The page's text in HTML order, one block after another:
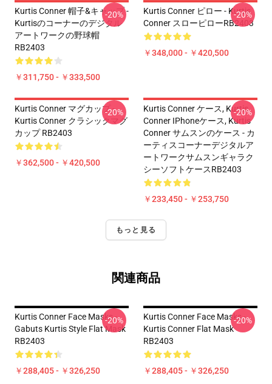
Kurtis Conner 帽子&キャップ -
Kurtisのコーナーのデジタル
アートワークの野球帽
RB2403
￥311,750 - ￥333,500
-20%
Kurtis Conner ピロー - Kurtis
Conner スローピローRB2403
￥348,000 - ￥420,500
-20%
Kurtis Conner マグカップ -
Kurtis Conner クラシックマグ
カップ RB2403
￥362,500 - ￥420,500
-20%
Kurtis Conner ケース, Kurtis
Conner IPhoneケース, Kurtis
Conner サムスンのケース - カ
ーティスコーナーデジタルア
ートワークサムスンギャラク
シーソフトケースRB2403
￥233,450 - ￥253,750
-20%
もっと見る
関連商品
Kurtis Conner Face Masks -
Gabuts Kurtis Style Flat Mask
RB2403
￥288,405 - ￥326,250
-20%
Kurtis Conner Face Masks -
Kurtis Conner Flat Mask
RB2403
￥288,405 - ￥326,250
-20%